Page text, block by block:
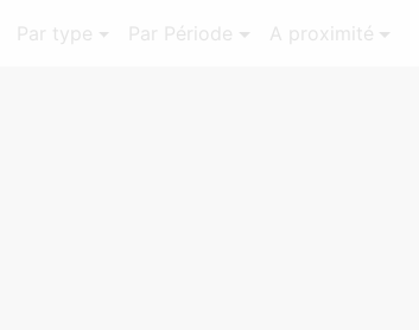
Par type Par Période A proximité